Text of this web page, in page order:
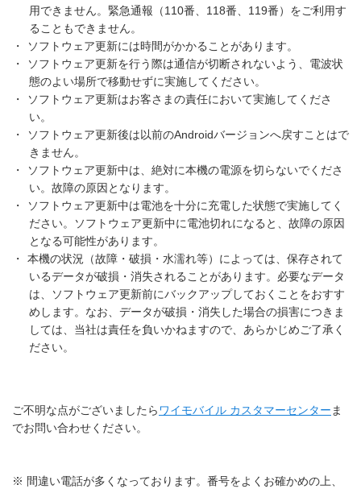
用できません。緊急通報（110番、118番、119番）をご利用す
ることもできません。
・
ソフトウェア更新には時間がかかることがあります。
・
ソフトウェア更新を行う際は通信が切断されないよう、電波状
態のよい場所で移動せずに実施してください。
・
ソフトウェア更新はお客さまの責任において実施してくださ
い。
・
ソフトウェア更新後は以前のAndroidバージョンへ戻すことはで
きません。
・
ソフトウェア更新中は、絶対に本機の電源を切らないでくださ
い。故障の原因となります。
・
ソフトウェア更新中は電池を十分に充電した状態で実施してく
ださい。ソフトウェア更新中に電池切れになると、故障の原因
となる可能性があります。
・
本機の状況（故障・破損・水濡れ等）によっては、保存されて
いるデータが破損・消失されることがあります。必要なデータ
は、ソフトウェア更新前にバックアップしておくことをおすす
めします。なお、データが破損・消失した場合の損害につきま
しては、当社は責任を負いかねますので、あらかじめご了承く
ださい。
ご不明な点がございましたらワイモバイル カスタマーセンター ま
でお問い合わせください。
※ 間違い電話が多くなっております。番号をよくお確かめの上、